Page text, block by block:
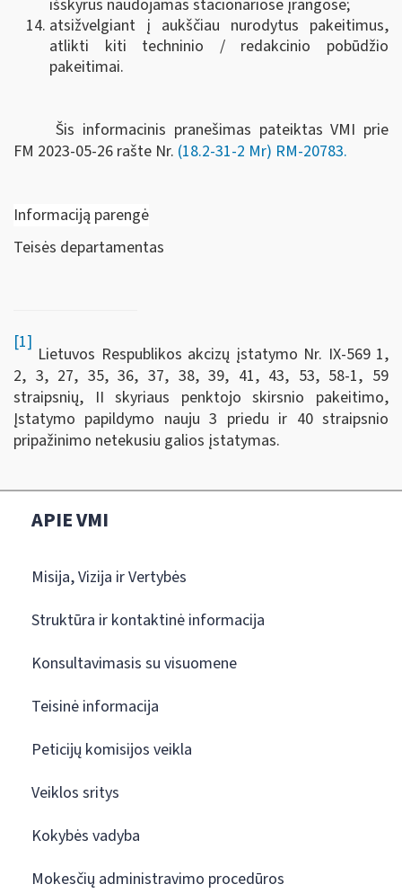
išskyrus naudojamas stacionariose įrangose;
atsižvelgiant į aukščiau nurodytus pakeitimus,
atlikti kiti techninio / redakcinio pobūdžio
pakeitimai.
Šis informacinis pranešimas pateiktas VMI prie
FM 2023-05-26 rašte Nr. (18.2-31-2 Mr) RM-20783.
Informaciją parengė
Teisės departamentas
[1]
Lietuvos Respublikos akcizų įstatymo Nr. IX-569 1,
2, 3, 27, 35, 36, 37, 38, 39, 41, 43, 53, 58-1, 59
straipsnių, II skyriaus penktojo skirsnio pakeitimo,
Įstatymo papildymo nauju 3 priedu ir 40 straipsnio
pripažinimo netekusiu galios įstatymas.
APIE VMI
Misija, Vizija ir Vertybės
Struktūra ir kontaktinė informacija
Konsultavimasis su visuomene
Teisinė informacija
Peticijų komisijos veikla
Veiklos sritys
Kokybės vadyba
Mokesčių administravimo procedūros